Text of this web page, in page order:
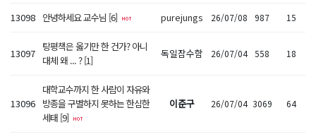
13098 안녕하세요 교수님 [6] purejungs 26/07/08 987 15
13097
탕평책은 옳기만 한 건가? 아니
대체 왜 ... ? [1]
독일잠수함 26/07/04 558 18
13096
대학교수까지 한 사람이 자유와
방종을 구별하지 못하는 한심한
세태 [9]
이준구 26/07/04 3069 64